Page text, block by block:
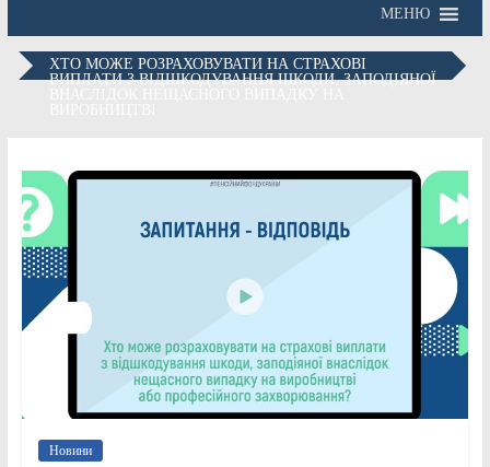
МЕНЮ
ХТО МОЖЕ РОЗРАХОВУВАТИ НА СТРАХОВІ
ВИПЛАТИ З ВІДШКОДУВАННЯ ШКОДИ, ЗАПОДІЯНОЇ
Новини